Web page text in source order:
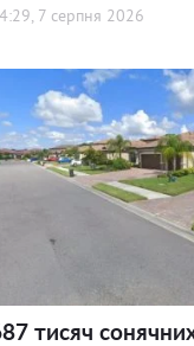
7 серпня 2026
тисяч